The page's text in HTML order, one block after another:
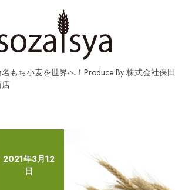
もち小麦を世界へ！Produce By 株式会社保田
2021年3月12
日